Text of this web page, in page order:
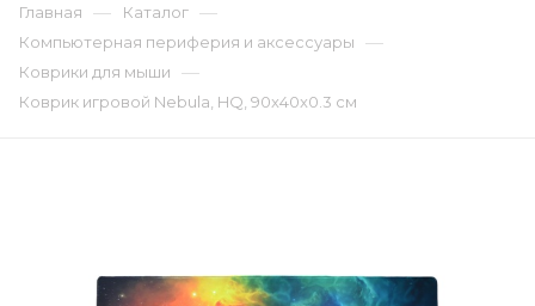
Главная — Каталог —
Компьютерная периферия и аксессуары —
Коврики для мыши —
Коврик игровой Nebula, HQ, 90x40x0.3 см